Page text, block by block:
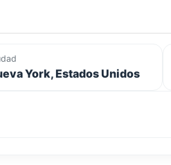
York, Estados Unidos